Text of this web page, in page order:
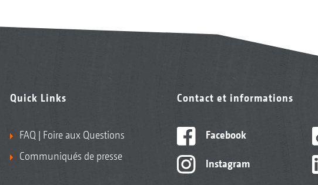
Quick Links
FAQ | Foire aux Questions
Communiqués de presse
Contact et informations
Facebook
Instagram